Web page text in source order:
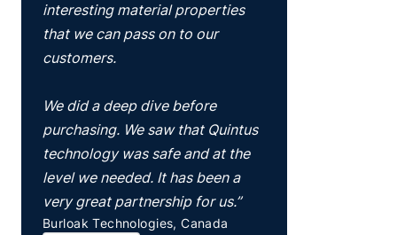
interesting material properties
that we can pass on to our
customers.
We did a deep dive before
purchasing. We saw that Quintus
technology was safe and at the
level we needed. It has been a
very great partnership for us.”
Burloak Technologies, Canada